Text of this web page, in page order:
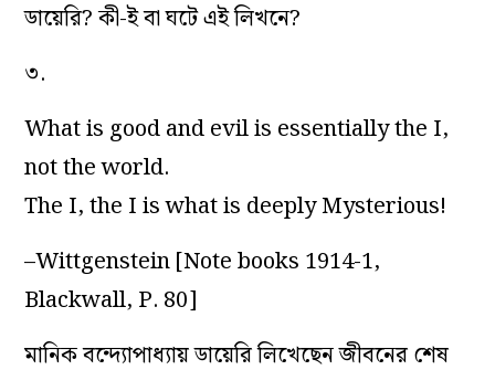
ডায়েরি? কী-ই বা ঘটে এই লিখনে?
৩.
What is good and evil is essentially the I,
not the world.
The I, the I is what is deeply Mysterious!
–Wittgenstein [Note books 1914-1,
Blackwall, P. 80]
মানিক বন্দ‌্যোপাধ‌্যায় ডায়েরি লিখেছেন জীবনের শেষ